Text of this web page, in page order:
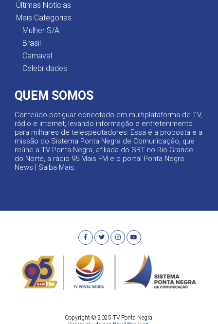
Últimas Notícias
Mais Categorias
Mulher S/A
Brasil
Carnaval
Celebridades
QUEM SOMOS
Conteúdo potiguar conectado em multiplataforma de TV,
rádio e internet, levando informação e entretenimento
para milhares de telespectadores. Essa é a proposta e a
missão do Sistema Ponta Negra de Comunicação, que
reúne a TV Ponta Negra, afiliada do SBT no Rio Grande
do Norte, a rádio 95 Mais FM e o portal Ponta Negra
News | Saiba Mais.
Copyright © 2025 TV Ponta Negra.